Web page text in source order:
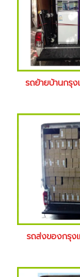
รถย้ายบ้านกรุง
รถส่งของกรุง